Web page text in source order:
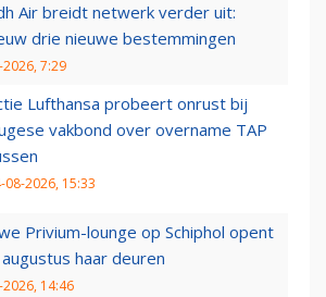
Air breidt netwerk verder uit:
drie nieuwe bestemmingen
2026, 7:29
Lufthansa probeert onrust bij
vakbond over overname TAP
08-2026, 15:33
Privium-lounge op Schiphol opent
haar deuren
2026, 14:46